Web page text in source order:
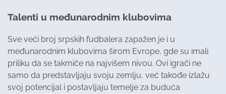
Talenti u međunarodnim klubovima
Sve veći broj srpskih fudbalera zapažen je i u
međunarodnim klubovima širom Evrope, gde su imali
priliku da se takmiče na najvišem nivou. Ovi igrači ne
samo da predstavljaju svoju zemlju, već takođe izlažu
svoj potencijal i postavljaju temelje za buduća